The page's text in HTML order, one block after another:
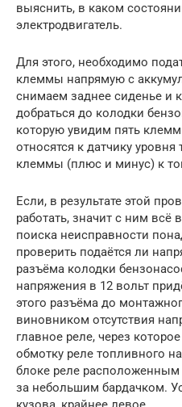
выяснить, в каком
электродвигатель.
Для этого, необходимо
клеммы напрямую с
снимаем заднее сиденье и
добраться до колодки
которую увидим пять
относятся к датчику
клеммы (плюс и минус) к
Если, в результате этой
работать, значит с ним всё
поиска неисправности
проверить подаётся ли
разъёма колодки
напряжения в 12 вольт
этого разъёма до
виновником отсутствия
главное реле, через
обмотку реле топливного
блоке реле расположенным
за небольшим бардачком.